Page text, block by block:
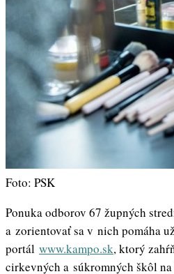
Foto: PSK
Ponuka odborov 67 župných
a zorientovať sa v nich pomáha
portál www.kampo.sk, ktorý
cirkevných a súkromných škôl